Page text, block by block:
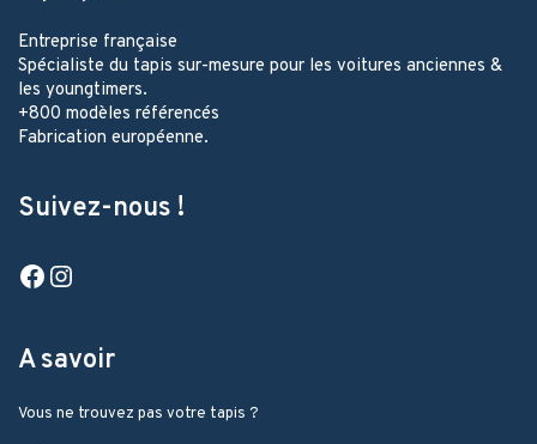
Entreprise française
Spécialiste du tapis sur-mesure pour les voitures anciennes &
les youngtimers.
+800 modèles référencés
Fabrication européenne.
Suivez-nous !
Facebook
A savoir
Vous ne trouvez pas votre tapis ?